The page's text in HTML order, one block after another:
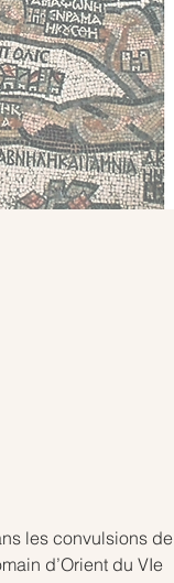
les convulsions de
d’Orient du VIe